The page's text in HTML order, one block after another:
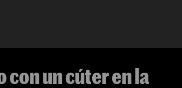
con un cúter en la